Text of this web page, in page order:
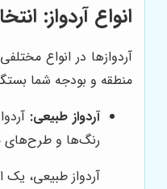
انواع آردواز:
آردوازها در انواع
منطقه و بودجه شما
آردواز طبیعی:
رنگ‌ها و طرح‌های
آردواز طبیعی،